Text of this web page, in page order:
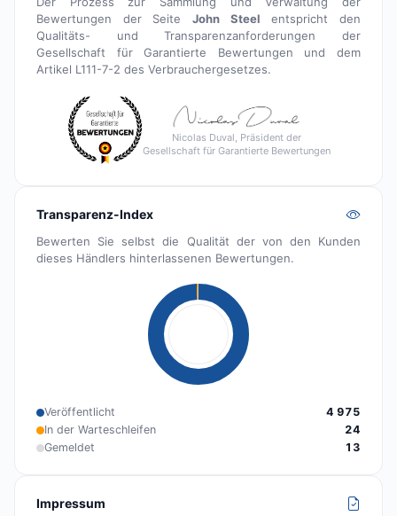
Bewertungen der Seite John Steel entspricht den
Qualitäts- und Transparenzanforderungen der
Gesellschaft für Garantierte Bewertungen und dem
Artikel L111-7-2 des Verbrauchergesetzes.
Nicolas Duval, Präsident der
Gesellschaft für Garantierte Bewertungen
Transparenz-Index
Bewerten Sie selbst die Qualität der von den Kunden
dieses Händlers hinterlassenen Bewertungen.
Veröffentlicht
4 975
In der Warteschleifen
24
Gemeldet
13
Impressum